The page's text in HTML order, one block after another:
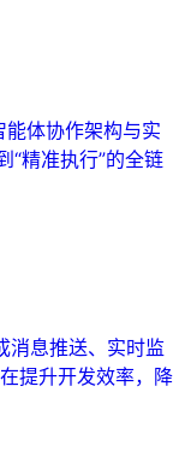
体协作架构与实
“精准执行”的全链
消息推送、实时监
提升开发效率，降